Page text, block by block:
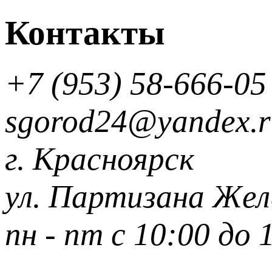
Контакты
+7 (953) 58-666-05
г. Красноярск
ул. Партизана
пн - пт с 10:00 до